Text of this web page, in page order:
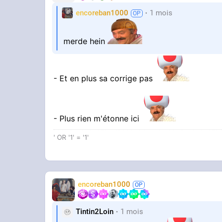
encoreban1000 1 mois
merde hein
- Et en plus sa corrige pas
- Plus rien m'étonne ici
' OR '1' = '1'
encoreban1000
Tintin2Loin 1 mois